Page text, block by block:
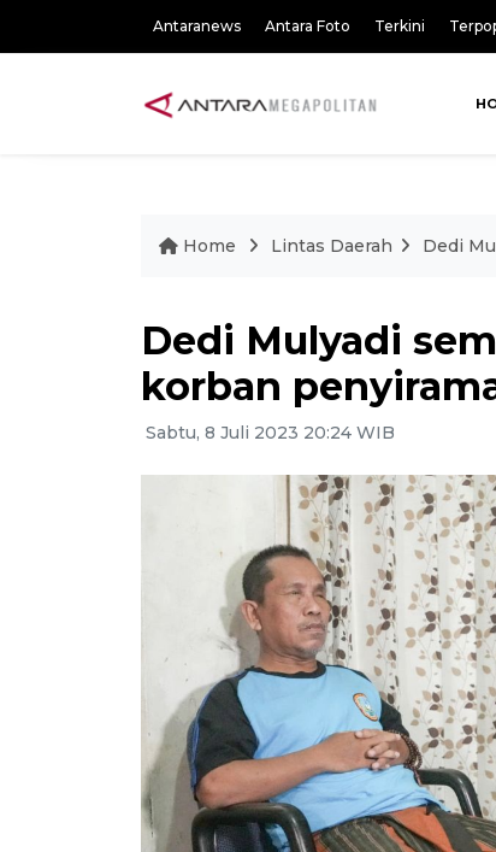
Antaranews Antara Foto Terkini
Home Lintas Daerah Dedi
Dedi Mulyadi
korban
Sabtu, 8 Juli 2023 20:24 WIB